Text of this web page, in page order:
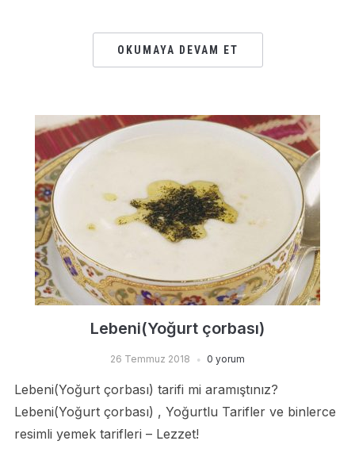
OKUMAYA DEVAM ET
Lebeni(Yoğurt çorbası)
26 Temmuz 2018 0 yorum
Lebeni(Yoğurt çorbası) tarifi mi aramıştınız?
Lebeni(Yoğurt çorbası) , Yoğurtlu Tarifler ve binlerce
resimli yemek tarifleri – Lezzet!